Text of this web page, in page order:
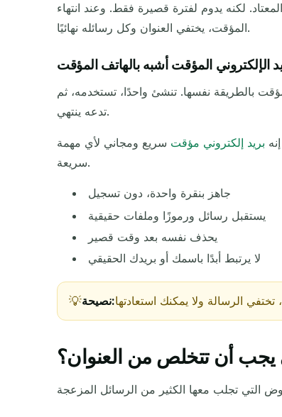
لكنه يدوم لفترة قصيرة فقط. وعند انتهاء
المؤقت، يختفي العنوان وكل رسائله نهائيًا.
الإلكتروني المؤقت أشبه بالهاتف المؤقت
بالطريقة نفسها. تنشئ واحدًا، تستخدمه، ثم
تدعه ينتهي.
بريد إلكتروني مؤقت سريع ومجاني لأي مهمة
سريعة.
جاهز بنقرة واحدة، دون تسجيل
يستقبل رسائل ورموزًا وملفات حقيقية
يحذف نفسه بعد وقت قصير
لا يرتبط أبدًا باسمك أو بريدك الحقيقي
نصيحة:
يجب أن تتخلص من العنوان؟